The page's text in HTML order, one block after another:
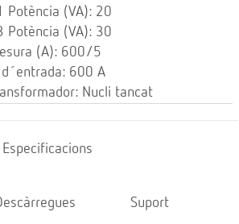
Potència (VA): 20
Potència (VA): 30
(A): 600/5
600 A
Nucli tancat
Especificacions
Descàrregues Suport